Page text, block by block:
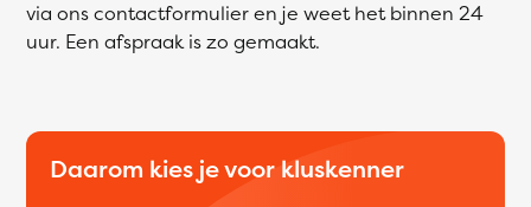
via ons contactformulier en je weet het binnen 24
uur. Een afspraak is zo gemaakt.
Daarom kies je voor kluskenner